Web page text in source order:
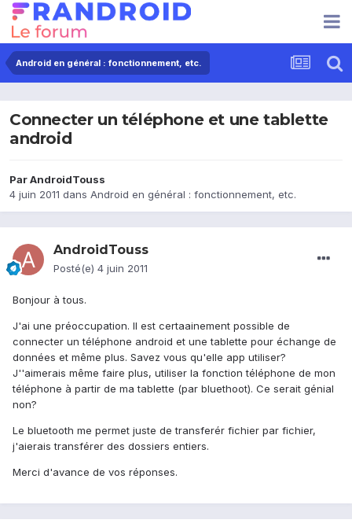
Android en général : fonctionnement, etc.
Connecter un téléphone et une tablette
android
ParAndroidTouss
4 juin 2011 dans Android en général : fonctionnement, etc.
AndroidTouss
Posté(e) 4 juin 2011
Bonjour à tous.
J'ai une préoccupation. Il est certaainement possible de
connecter un téléphone android et une tablette pour échange de
données et même plus. Savez vous qu'elle app utiliser?
J''aimerais même faire plus, utiliser la fonction téléphone de mon
téléphone à partir de ma tablette (par bluethoot). Ce serait génial
non?
Le bluetooth me permet juste de transferér fichier par fichier,
j'aierais transférer des dossiers entiers.
Merci d'avance de vos réponses.